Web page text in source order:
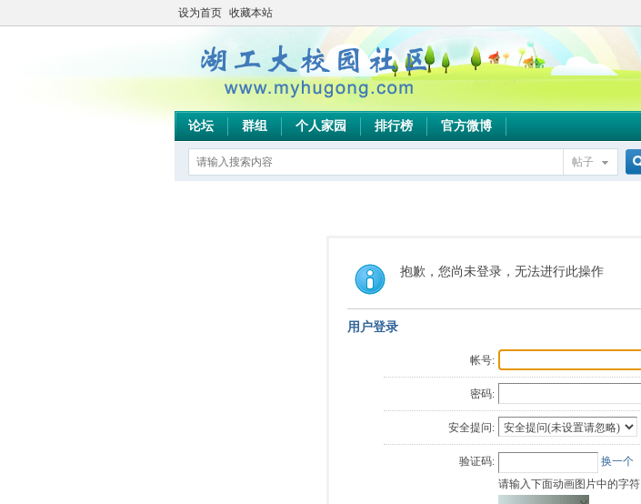
设为首页 收藏本站
论坛 群组 个人家园 排行榜 官方微博
帖子
抱歉，您尚未登录，无法进行此操作
用户登录
帐号:
密码:
安全提问:
验证码:
换一个
请输入下面动画图片中的字符